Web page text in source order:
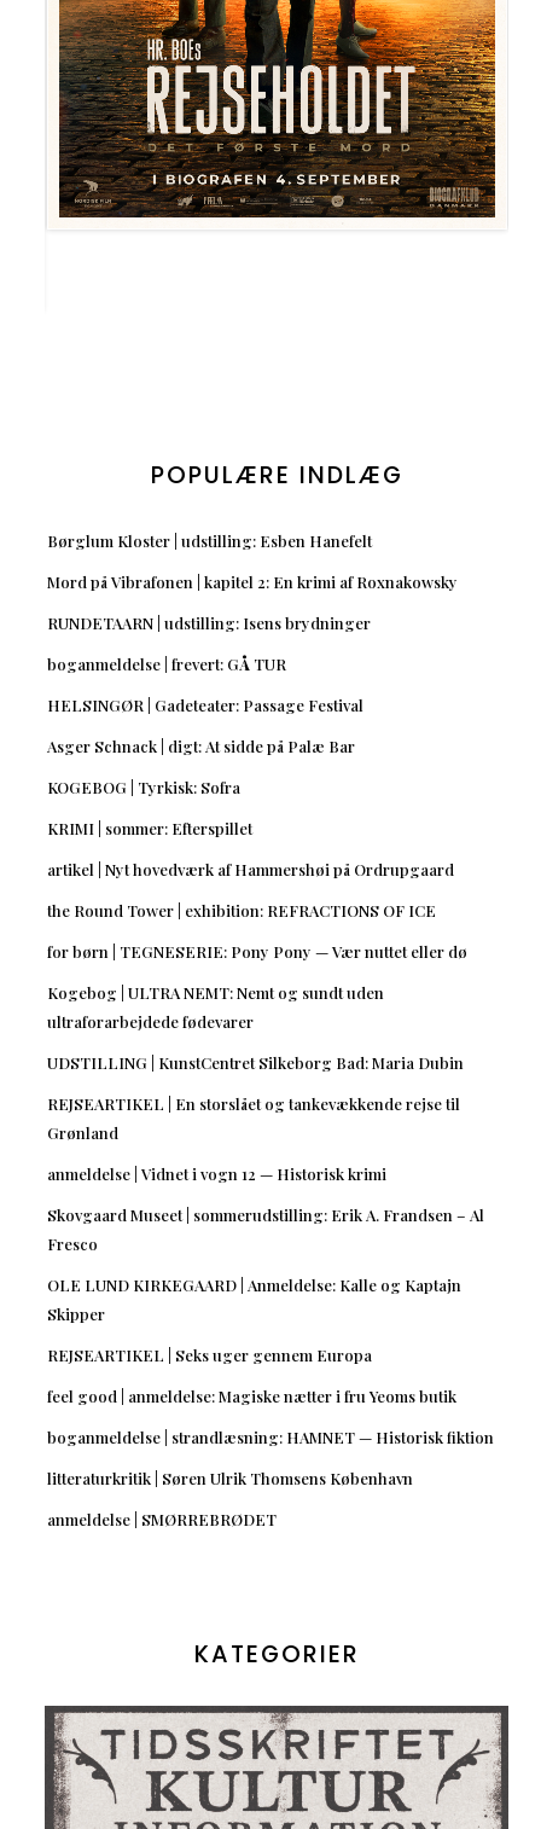
POPULÆRE INDLÆG
Børglum Kloster | udstilling: Esben Hanefelt
Mord på Vibrafonen | kapitel 2: En krimi af Roxnakowsky
RUNDETAARN | udstilling: Isens brydninger
boganmeldelse | frevert: GÅ TUR
HELSINGØR | Gadeteater: Passage Festival
Asger Schnack | digt: At sidde på Palæ Bar
KOGEBOG | Tyrkisk: Sofra
KRIMI | sommer: Efterspillet
artikel | Nyt hovedværk af Hammershøi på Ordrupgaard
the Round Tower | exhibition: REFRACTIONS OF ICE
for børn | TEGNESERIE: Pony Pony — Vær nuttet eller dø
Kogebog | ULTRA NEMT: Nemt og sundt uden
ultraforarbejdede fødevarer
UDSTILLING | KunstCentret Silkeborg Bad: Maria Dubin
REJSEARTIKEL | En storslået og tankevækkende rejse til
Grønland
anmeldelse | Vidnet i vogn 12 — Historisk krimi
Skovgaard Museet | sommerudstilling: Erik A. Frandsen – Al
Fresco
OLE LUND KIRKEGAARD | Anmeldelse: Kalle og Kaptajn
Skipper
REJSEARTIKEL | Seks uger gennem Europa
feel good | anmeldelse: Magiske nætter i fru Yeoms butik
boganmeldelse | strandlæsning: HAMNET — Historisk fiktion
litteraturkritik | Søren Ulrik Thomsens København
anmeldelse | SMØRREBRØDET
KATEGORIER